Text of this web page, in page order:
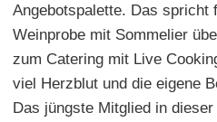
Angebotspalette. Das spricht
Weinprobe mit Sommelier
zum Catering mit Live
viel Herzblut und die eigene
Das jüngste Mitglied in